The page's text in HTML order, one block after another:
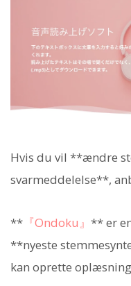
Hvis du vil **ændre
svarmeddelelse**,
** 『Ondoku』 ** er
**nyeste
kan oprette